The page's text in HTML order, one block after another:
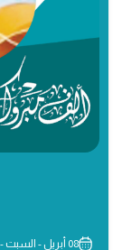
08 أبريل - السبت - 2023